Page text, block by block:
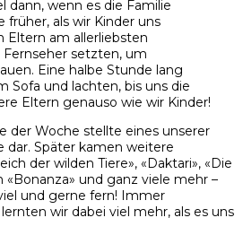
dann, wenn es die Familie
als wir Kinder uns
am allerliebsten
setzten, um
Eine halbe Stunde lang
Sofa und lachten, bis uns die
Eltern genauso wie wir Kinder!
der Woche stellte eines unserer
dar. Später kamen weitere
der wilden Tiere», «Daktari», «Die
«Bonanza» und ganz viele mehr –
und gerne fern! Immer
wir dabei viel mehr, als es uns